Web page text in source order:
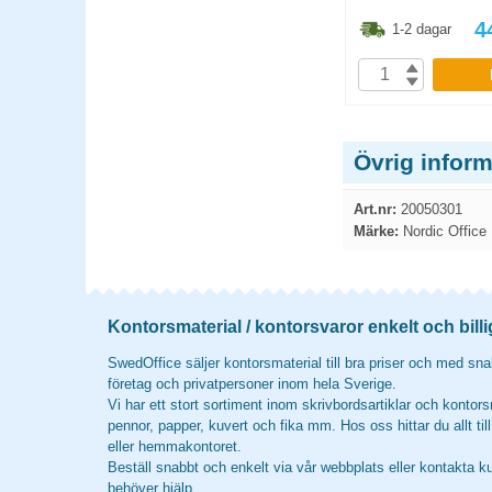
1-2 dagar
Övrig
Art.nr: 20050301
Märke: Nordic Office
Kontorsmaterial / kontorsvaror enkelt och
SwedOffice säljer kontorsmaterial till bra priser och med
företag och privatpersoner inom hela Sverige.
Vi har ett stort sortiment inom skrivbordsartiklar och
pennor, papper, kuvert och fika mm. Hos oss hittar du allt
eller hemmakontoret.
Beställ snabbt och enkelt via vår webbplats eller kontakta
behöver hjälp.